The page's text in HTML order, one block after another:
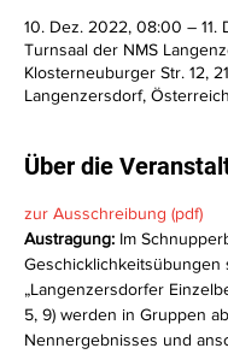
10. Dez. 2022, 08:00 – 11.
Turnsaal der NMS
Klosterneuburger Str. 12,
Langenzersdorf, Österreich
Über die
zur Ausschreibung (pdf)
Austragung: Im
Geschicklichkeitsübungen
„Langenzersdorfer
5, 9) werden in Gruppen
Nennergebnisses und